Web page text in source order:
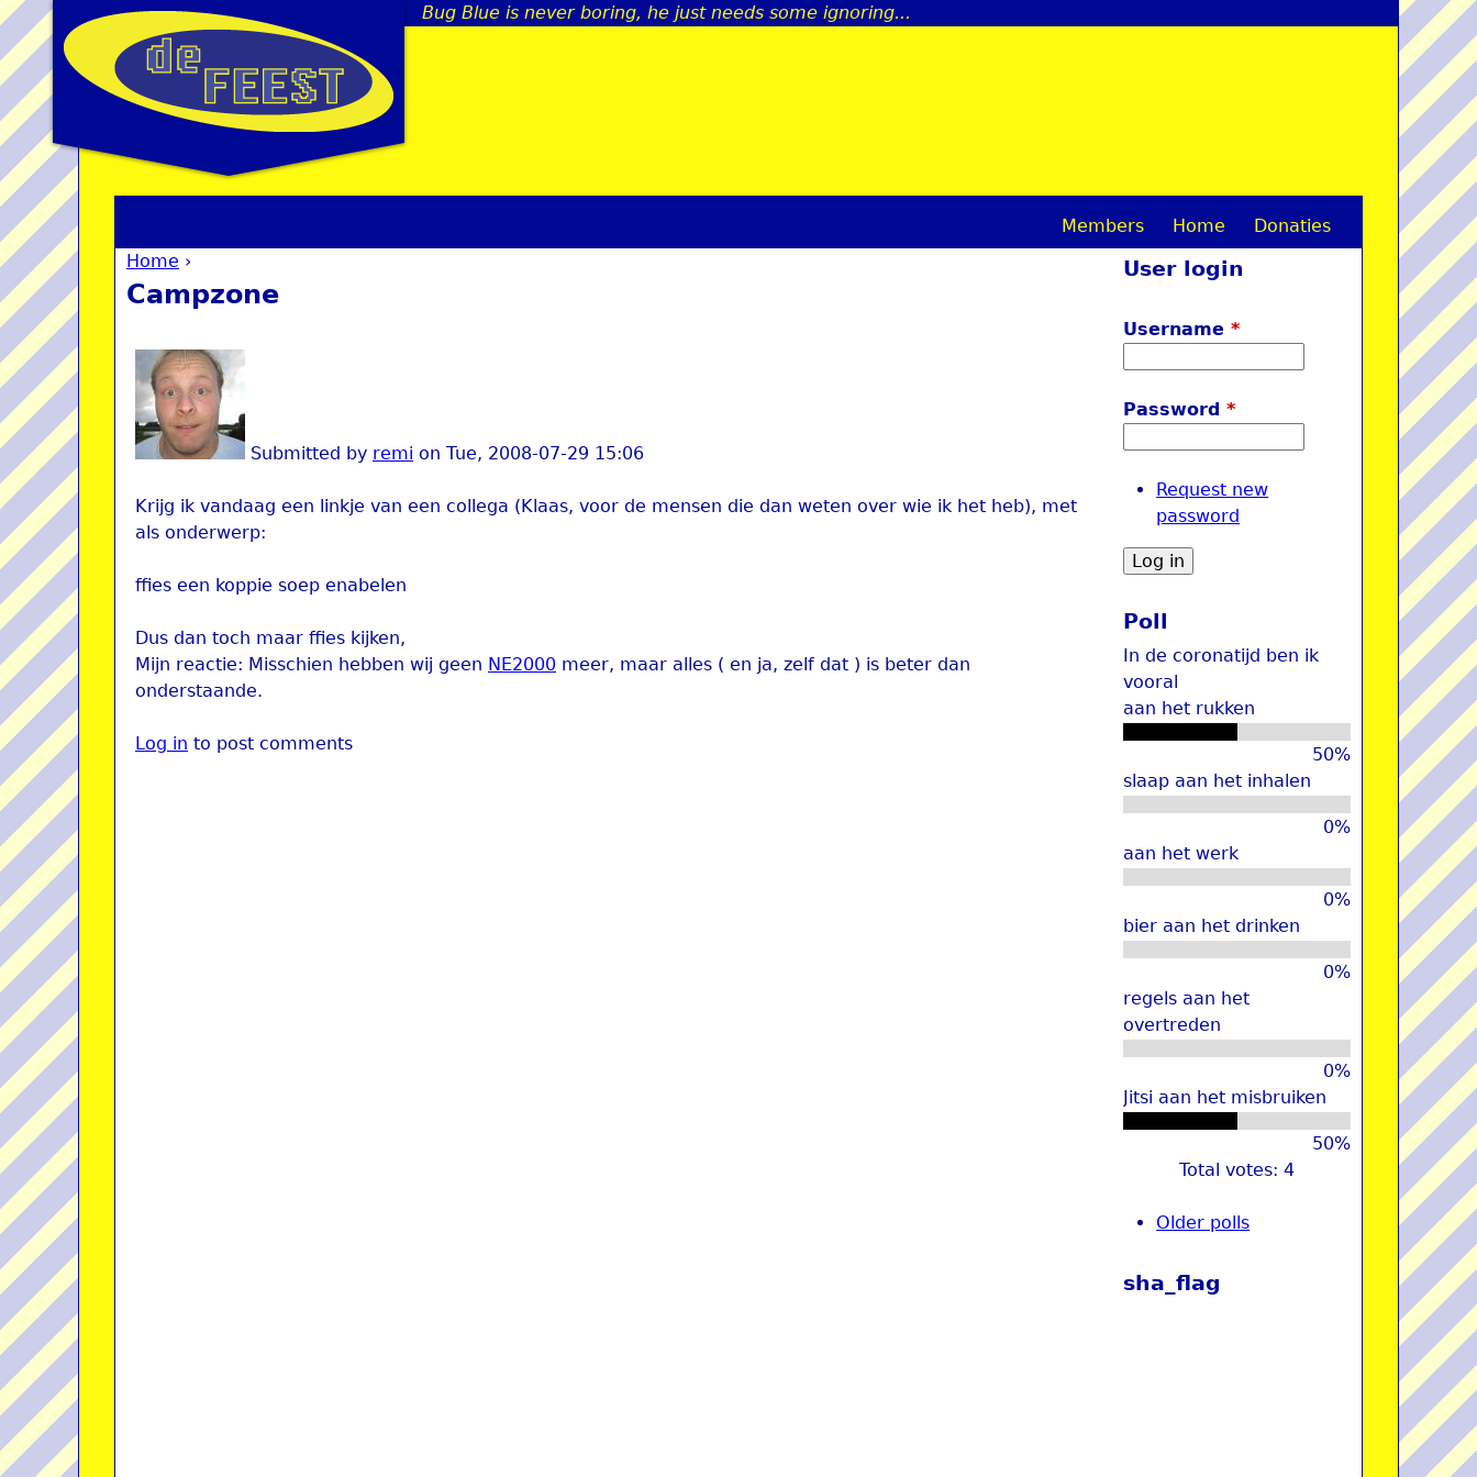
Jump to navigation
Bug Blue is never boring, he just needs some ignoring...
You are here
Home ›
Campzone
Submitted by remi on Tue, 2008-07-29 15:06
Krijg ik vandaag een linkje van een collega (Klaas, voor de mensen die dan weten over wie ik het heb), met
als onderwerp:
ffies een koppie soep enabelen
Dus dan toch maar ffies kijken,
Mijn reactie: Misschien hebben wij geen NE2000 meer, maar alles ( en ja, zelf dat ) is beter dan
onderstaande.
Log in to post comments
M
Members Home Donaties
User login
Username*
Password*
Request new
password
Poll
In de coronatijd ben ik
vooral
aan het rukken
50%
slaap aan het inhalen
0%
aan het werk
0%
bier aan het drinken
0%
regels aan het
overtreden
0%
Jitsi aan het misbruiken
50%
Total votes: 4
Older polls
sha_flag